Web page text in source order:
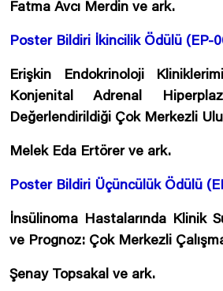
Fatma Avcı Merdin ve ark.
Poster Bildiri İkincilik Ödülü (EP-
Erişkin Endokrinoloji
Konjenital Adrenal
Değerlendirildiği Çok Merkezli
Melek Eda Ertörer ve ark.
Poster Bildiri Üçüncülük Ödülü
İnsülinoma Hastalarında Klinik
ve Prognoz: Çok Merkezli
Şenay Topsakal ve ark.